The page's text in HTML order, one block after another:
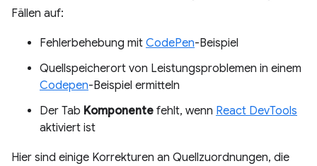
Fällen auf:
Fehlerbehebung mit CodePen-Beispiel
Quellspeicherort von Leistungsproblemen in einem
Codepen-Beispiel ermitteln
Der Tab Komponente fehlt, wenn React DevTools
aktiviert ist
Hier sind einige Korrekturen an Quellzuordnungen, die